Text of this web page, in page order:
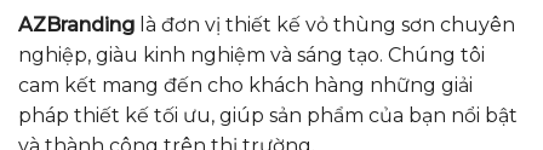
AZBranding là đơn vị thiết kế vỏ thùng sơn chuyên
nghiệp, giàu kinh nghiệm và sáng tạo. Chúng tôi
cam kết mang đến cho khách hàng những giải
pháp thiết kế tối ưu, giúp sản phẩm của bạn nổi bật